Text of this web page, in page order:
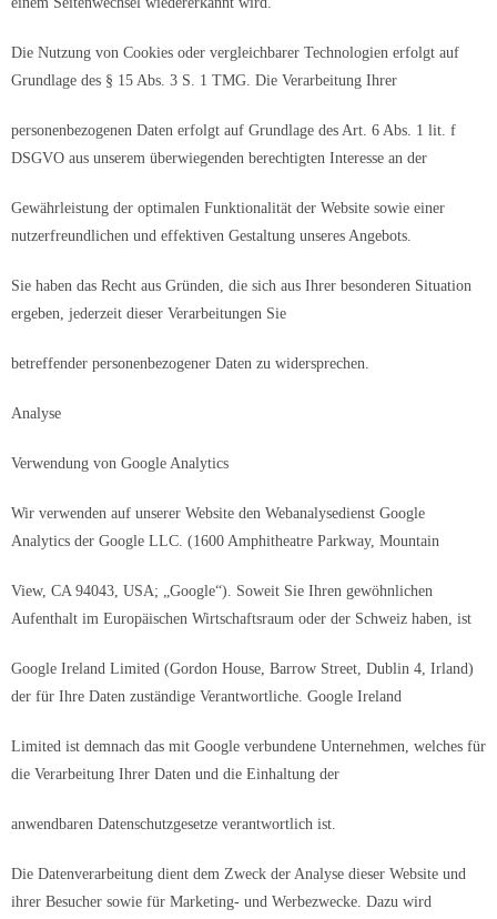
Die Nutzung von Cookies oder vergleichbarer Technologien erfolgt auf
Grundlage des § 15 Abs. 3 S. 1 TMG. Die Verarbeitung Ihrer
personenbezogenen Daten erfolgt auf Grundlage des Art. 6 Abs. 1 lit. f
DSGVO aus unserem überwiegenden berechtigten Interesse an der
Gewährleistung der optimalen Funktionalität der Website sowie einer
nutzerfreundlichen und effektiven Gestaltung unseres Angebots.
Sie haben das Recht aus Gründen, die sich aus Ihrer besonderen Situation
ergeben, jederzeit dieser Verarbeitungen Sie
betreffender personenbezogener Daten zu widersprechen.
Analyse
Verwendung von Google Analytics
Wir verwenden auf unserer Website den Webanalysedienst Google
Analytics der Google LLC. (1600 Amphitheatre Parkway, Mountain
View, CA 94043, USA; „Google“). Soweit Sie Ihren gewöhnlichen
Aufenthalt im Europäischen Wirtschaftsraum oder der Schweiz haben, ist
Google Ireland Limited (Gordon House, Barrow Street, Dublin 4, Irland)
der für Ihre Daten zuständige Verantwortliche. Google Ireland
Limited ist demnach das mit Google verbundene Unternehmen, welches für
die Verarbeitung Ihrer Daten und die Einhaltung der
anwendbaren Datenschutzgesetze verantwortlich ist.
Die Datenverarbeitung dient dem Zweck der Analyse dieser Website und
ihrer Besucher sowie für Marketing- und Werbezwecke. Dazu wird